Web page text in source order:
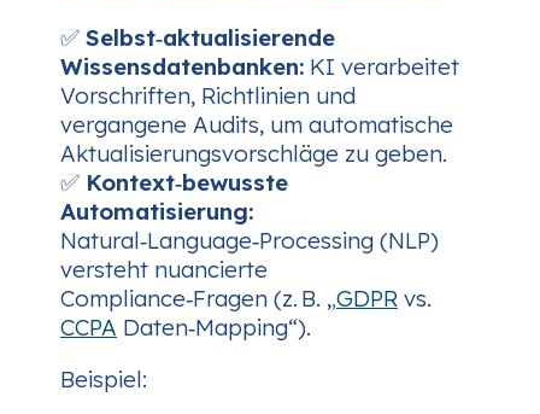
✅ Selbst‑aktualisierende
Wissensdatenbanken: KI verarbeitet
Vorschriften, Richtlinien und
vergangene Audits, um automatische
Aktualisierungsvorschläge zu geben.
✅ Kontext‑bewusste
Automatisierung:
Natural‑Language‑Processing (NLP)
versteht nuancierte
Compliance‑Fragen (z. B. „GDPR vs.
CCPA Daten‑Mapping“).
Beispiel: